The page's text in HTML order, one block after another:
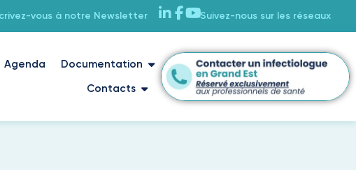
vous à notre Newsletter Suivez-nous sur les réseaux
Agenda
Documentation
Contacts